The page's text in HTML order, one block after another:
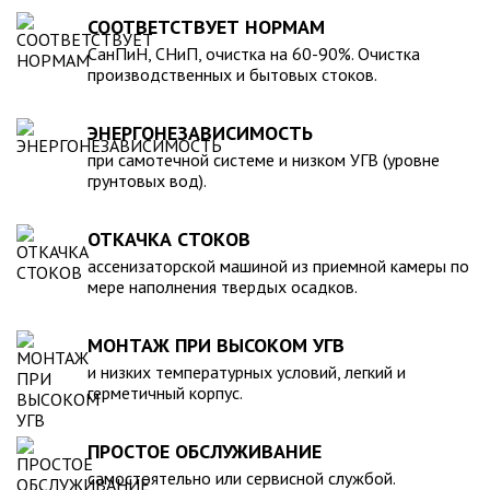
для машины. При подборе септика нужно рассчитать объем
стоков в зависимости от количества пользователей и
возможности залпового слива.
устойчивость к воздействию любых агрессивных веществ.
2. Возможность использования при больших перепадах
температуры, в том числе при очень низких в зимний
период. 3. Долговечность – срок эксплуатации исчисляется
устанавливается на подготовленном месте в течение
нескольких часов. 5. Простота обслуживания.В
ассортименте продукции, реализуемой нашей компанией –
пластиковые и стеклопластиковые изделия, изготовленные
в полном соответствии с Государственными стандартами,
санитарно-гигиеническими и другими нормативами.
СООТВЕТСТВУЕТ НОРМАМ
СанПиН, СНиП, очистка на 60-90%. Очистка
производственных и бытовых стоков.
ЭНЕРГОНЕЗАВИСИМОСТЬ
при самотечной системе и низком УГВ (уровне
грунтовых вод).
ОТКАЧКА СТОКОВ
ассенизаторской машиной из приемной камеры по
мере наполнения твердых осадков.
МОНТАЖ ПРИ ВЫСОКОМ УГВ
и низких температурных условий, легкий и
герметичный корпус.
ПРОСТОЕ ОБСЛУЖИВАНИЕ
самостоятельно или сервисной службой.